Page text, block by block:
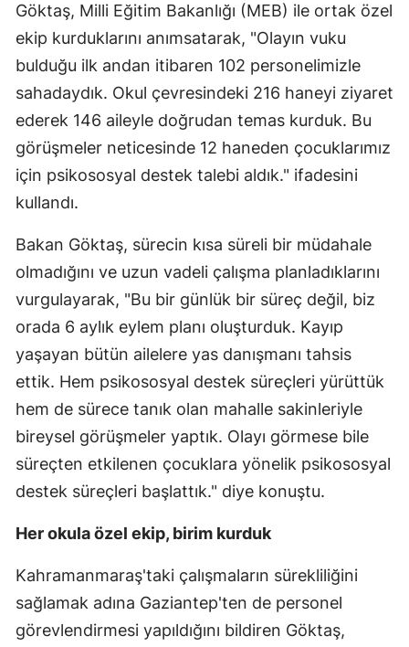
Göktaş, Milli Eğitim Bakanlığı (MEB) ile ortak özel
ekip kurduklarını anımsatarak, "Olayın vuku
bulduğu ilk andan itibaren 102 personelimizle
sahadaydık. Okul çevresindeki 216 haneyi ziyaret
ederek 146 aileyle doğrudan temas kurduk. Bu
görüşmeler neticesinde 12 haneden çocuklarımız
için psikososyal destek talebi aldık." ifadesini
kullandı.
Bakan Göktaş, sürecin kısa süreli bir müdahale
olmadığını ve uzun vadeli çalışma planladıklarını
vurgulayarak, "Bu bir günlük bir süreç değil, biz
orada 6 aylık eylem planı oluşturduk. Kayıp
yaşayan bütün ailelere yas danışmanı tahsis
ettik. Hem psikososyal destek süreçleri yürüttük
hem de sürece tanık olan mahalle sakinleriyle
bireysel görüşmeler yaptık. Olayı görmese bile
süreçten etkilenen çocuklara yönelik psikososyal
destek süreçleri başlattık." diye konuştu.
Her okula özel ekip, birim kurduk
Kahramanmaraş'taki çalışmaların sürekliliğini
sağlamak adına Gaziantep'ten de personel
görevlendirmesi yapıldığını bildiren Göktaş,